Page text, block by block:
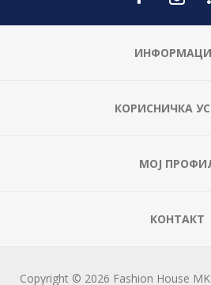
КОРИСНИЧКА
МОЈ
КОНТАКТ
Copyright © 2026 Fashion House